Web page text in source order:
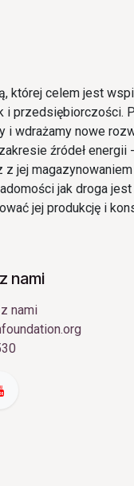
której celem jest
i przedsiębiorczości.
i wdrażamy nowe
źródeł energii
z jej
jak droga
jej produkcję i
nami
nami